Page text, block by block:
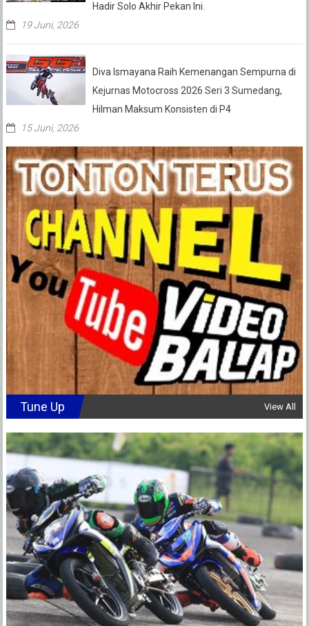
Hadir Solo Akhir Pekan Ini.
19 Juni, 2026
Diva Ismayana Raih Kemenangan Sempurna di
Kejurnas Motocross 2026 Seri 3 Sumedang,
Hilman Maksum Konsisten di P4
15 Juni, 2026
Tune Up View All